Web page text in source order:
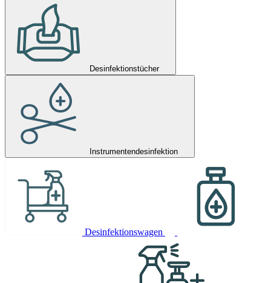
Desinfektionstücher
Instrumentendesinfektion
Desinfektionswagen